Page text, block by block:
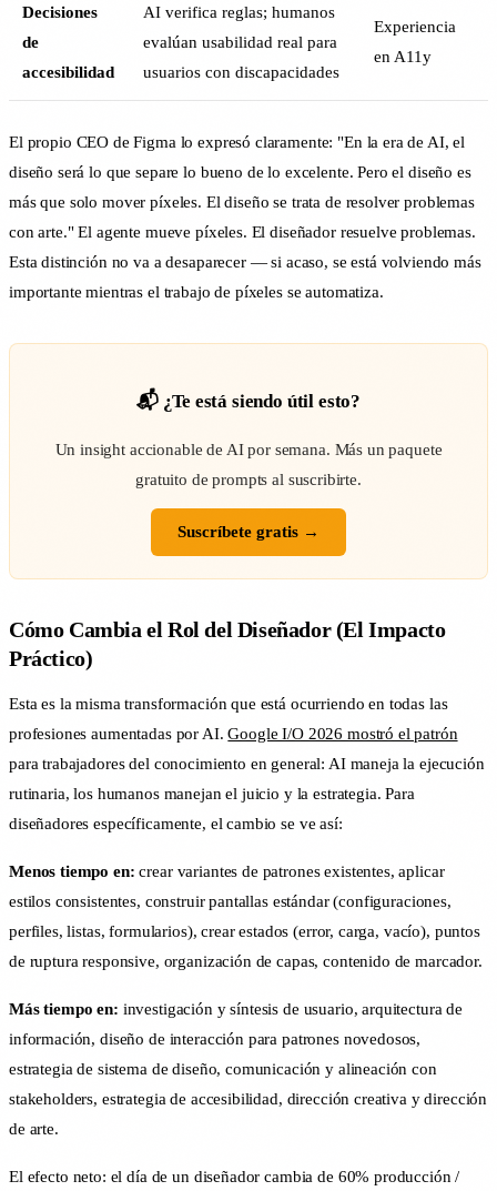
Decisiones
de
accesibilidad
AI verifica reglas; humanos
evalúan usabilidad real para
usuarios con discapacidades
Experiencia
en A11y
El propio CEO de Figma lo expresó claramente: "En la era de AI, el
diseño será lo que separe lo bueno de lo excelente. Pero el diseño es
más que solo mover píxeles. El diseño se trata de resolver problemas
con arte." El agente mueve píxeles. El diseñador resuelve problemas.
Esta distinción no va a desaparecer — si acaso, se está volviendo más
importante mientras el trabajo de píxeles se automatiza.
📬 ¿Te está siendo útil esto?
Un insight accionable de AI por semana. Más un paquete
gratuito de prompts al suscribirte.
Suscríbete gratis →
Cómo Cambia el Rol del Diseñador (El Impacto
Práctico)
Esta es la misma transformación que está ocurriendo en todas las
profesiones aumentadas por AI.Google I/O 2026 mostró el patrón
para trabajadores del conocimiento en general: AI maneja la ejecución
rutinaria, los humanos manejan el juicio y la estrategia. Para
diseñadores específicamente, el cambio se ve así:
Menos tiempo en: crear variantes de patrones existentes, aplicar
estilos consistentes, construir pantallas estándar (configuraciones,
perfiles, listas, formularios), crear estados (error, carga, vacío), puntos
de ruptura responsive, organización de capas, contenido de marcador.
Más tiempo en: investigación y síntesis de usuario, arquitectura de
información, diseño de interacción para patrones novedosos,
estrategia de sistema de diseño, comunicación y alineación con
stakeholders, estrategia de accesibilidad, dirección creativa y dirección
de arte.
El efecto neto: el día de un diseñador cambia de 60% producción /